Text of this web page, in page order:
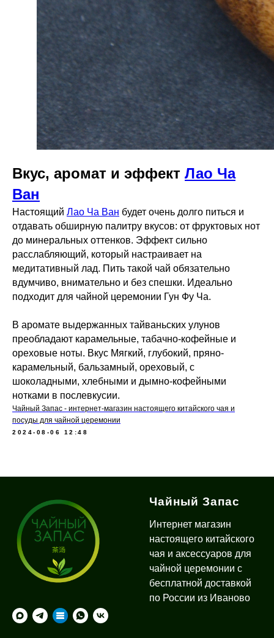
Вкус, аромат и эффект Лао Ча
Ван
Настоящий Лао Ча Ван будет очень долго питься и
отдавать обширную палитру вкусов: от фруктовых нот
до минеральных оттенков. Эффект сильно
расслабляющий, который настраивает на
медитативный лад. Пить такой чай обязательно
вдумчиво, внимательно и без спешки. Идеально
подходит для чайной церемонии Гун Фу Ча.
В аромате выдержанных тайваньских улунов
преобладают карамельные, табачно-кофейные и
ореховые ноты. Вкус Мягкий, глубокий, пряно-
карамельный, бальзамный, ореховый, с
шоколадными, хлебными и дымно-кофейными
нотками в послевкусии.
Чайный Запас - интернет-магазин настоящего китайского чая и
посуды для чайной церемонии
2024-08-06 12:48
Чайный Запас
Интернет магазин
настоящего китайского
чая и аксессуаров для
чайной церемонии с
бесплатной доставкой
по России из Иваново